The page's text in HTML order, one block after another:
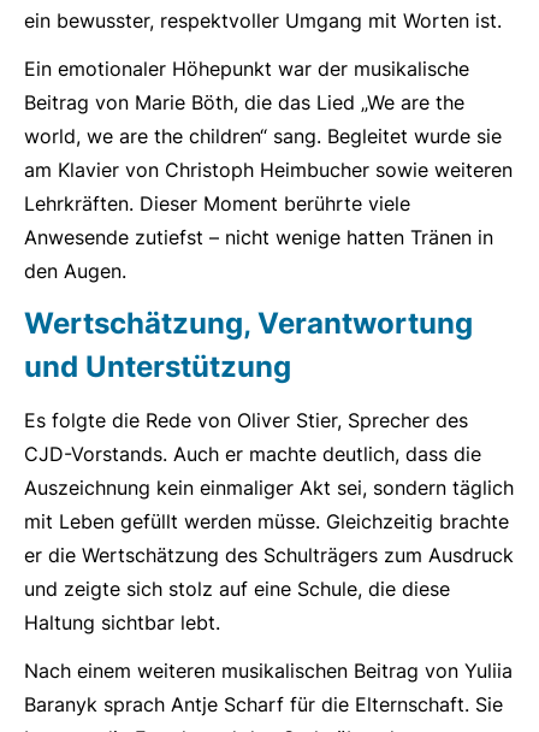
ein bewusster, respektvoller Umgang mit Worten ist.
Ein emotionaler Höhepunkt war der musikalische
Beitrag von Marie Böth, die das Lied „We are the
world, we are the children“ sang. Begleitet wurde sie
am Klavier von Christoph Heimbucher sowie weiteren
Lehrkräften. Dieser Moment berührte viele
Anwesende zutiefst – nicht wenige hatten Tränen in
den Augen.
Wertschätzung, Verantwortung
und Unterstützung
Es folgte die Rede von Oliver Stier, Sprecher des
CJD-Vorstands. Auch er machte deutlich, dass die
Auszeichnung kein einmaliger Akt sei, sondern täglich
mit Leben gefüllt werden müsse. Gleichzeitig brachte
er die Wertschätzung des Schulträgers zum Ausdruck
und zeigte sich stolz auf eine Schule, die diese
Haltung sichtbar lebt.
Nach einem weiteren musikalischen Beitrag von Yuliia
Baranyk sprach Antje Scharf für die Elternschaft. Sie